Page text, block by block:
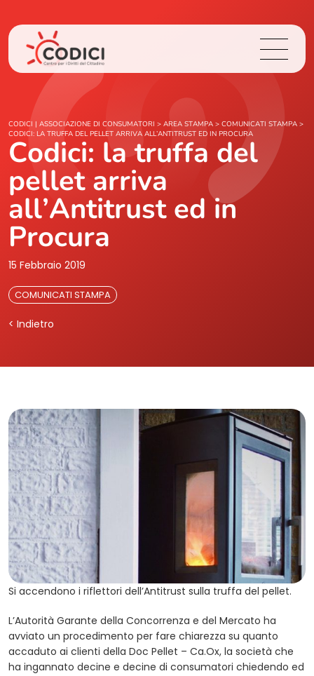
Chi Siamo
Cosa Facciamo
Area Stampa
CODICI | ASSOCIAZIONE DI CONSUMATORI > AREA STAMPA > COMUNICATI STAMPA >
CODICI: LA TRUFFA DEL PELLET ARRIVA ALL’ANTITRUST ED IN PROCURA
Codici: la truffa del
pellet arriva
all’Antitrust ed in
Procura
15 Febbraio 2019
COMUNICATI STAMPA
< Indietro
Si accendono i riflettori dell’Antitrust sulla truffa del pellet.
L’Autorità Garante della Concorrenza e del Mercato ha
avviato un procedimento per fare chiarezza su quanto
accaduto ai clienti della Doc Pellet – Ca.Ox, la società che
ha ingannato decine e decine di consumatori chiedendo ed